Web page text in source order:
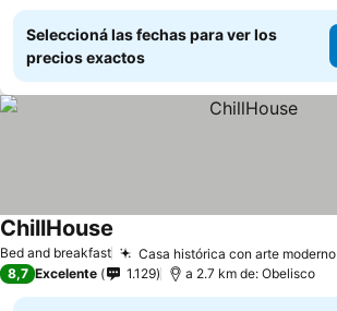
Seleccioná las fechas para ver los
precios exactos
Bed and breakfast Casa histórica con arte moderno
ChillHouse
8,7 Excelente 1.129 a 2.7 km de: Obelisco